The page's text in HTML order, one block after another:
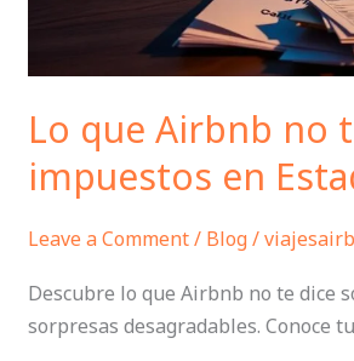
Lo que Airbnb no
impuestos en
Leave a Comment/ Blog/
Descubre lo que Airbnb no te dice
sorpresas desagradables. Conoce